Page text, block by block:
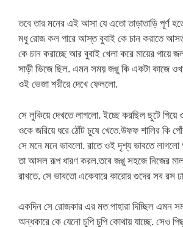
তবে তার মনের এই আসা যে এতো তাড়াতাড়ি পূর্ণ
মধু রোজ কল পারে আস্ত বুবাই কে চান করাতে
কে চান করাচ্ছে আর বুবাই খেলা করে মায়ের গায়ে
সাড়ী ভিজে ছিল. এমন সময় জগ্গু কি একটা কাজে
ওই ভেজা শরীরে দেখে ফেললো.
সে লুকিয়ে দেখতে লাগলো. ইচ্ছে করছিল ছুটে গিয়ে
ওকে জরিয়ে ধরে ঠোঁট চুষে খেতে.উফফ শালির কি
সে মনে মনে ভাবলো. রাতে ওই দৃশ্য ভাবতে লাগলো
তা আসল রূপ ধারণ করল.তবে জগ্গু সহজে নিজের
রাখতে. সে ভাবতো একেবারে কারোর গুদের সব রস
একদিন সে রোজকার এর মত পাহারা দিচ্ছিল এমন
অন্ধকারে কে যেনো চুপি চুপি কোথায় যাচ্ছে. সেও